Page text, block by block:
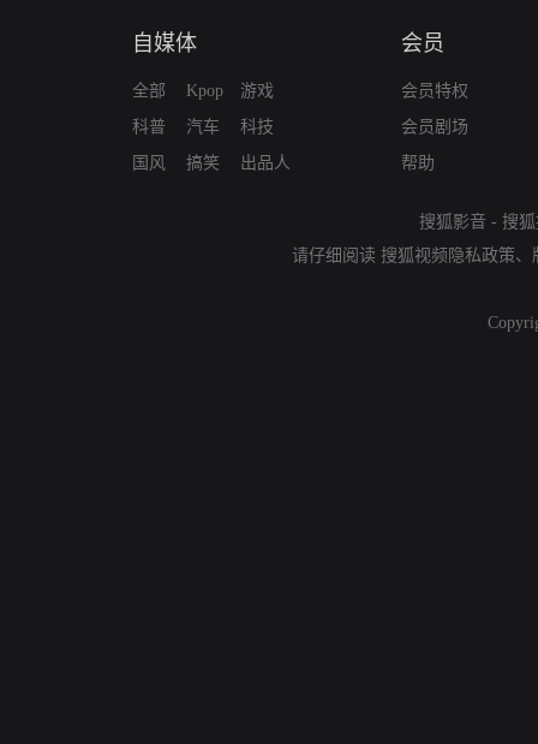
自媒体
全部
科普
国风
Kpop
汽车
搞笑
游戏
科技
出品人
会员
会员特权
会员剧场
帮助
搜狐影音 - 搜
请仔细阅读 搜狐视频隐私政策、